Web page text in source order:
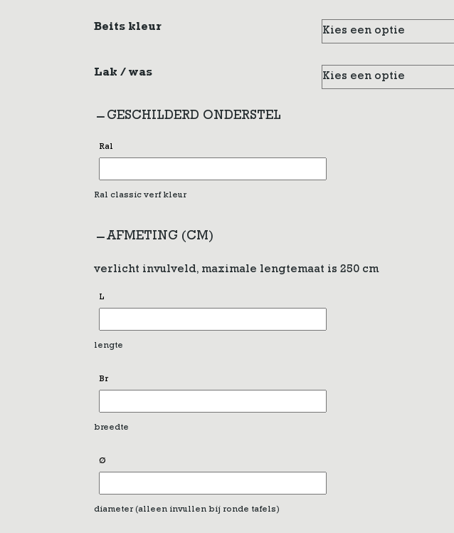
Beits kleur
Lak / was
GESCHILDERD ONDERSTEL
Ral
Ral classic verf kleur
AFMETING (CM)
verlicht invulveld, maximale lengtemaat is 250 cm
L
lengte
Br
breedte
Ø
diameter (alleen invullen bij ronde tafels)